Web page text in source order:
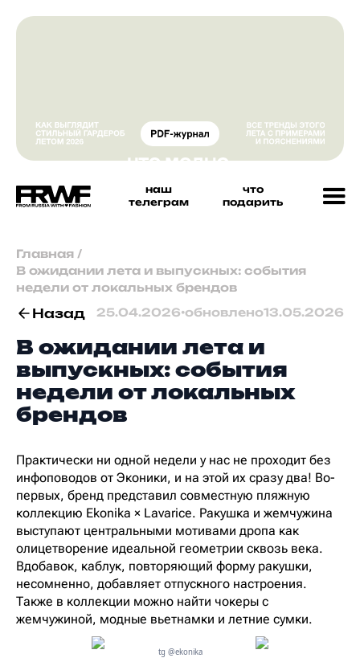
наш
телеграм
что
подарить
Главная /
В ожидании лета и выпускных: события
недели от локальных брендов
Назад 25.04.2026•обновлено13.05.2026
В ожидании лета и
выпускных: события
недели от локальных
брендов
Практически ни одной недели у нас не проходит без
инфоповодов от Эконики, и на этой их сразу два! Во-
первых, бренд представил совместную пляжную
коллекцию Ekonika × Lavarice. Ракушка и жемчужина
выступают центральными мотивами дропа как
олицетворение идеальной геометрии сквозь века.
Вдобавок, каблук, повторяющий форму ракушки,
несомненно, добавляет отпускного настроения.
Также в коллекции можно найти чокеры с
жемчужиной, модные вьетнамки и летние сумки.
tg @ekonika